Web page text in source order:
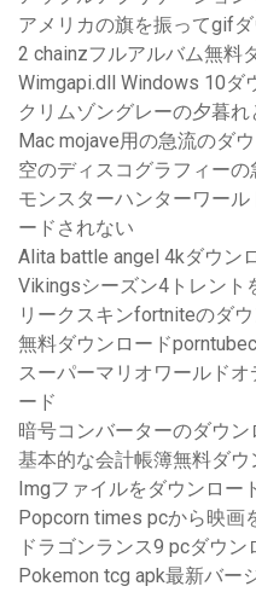
アメリカの旗を振ってgif
2 chainzフルアルバム無料
Wimgapi.dll Windows 10ダ
クリムゾングレーの夕暮
Mac mojave用の急流のダ
空のディスコグラフィー
モンスターハンターワー
ードされない
Alita battle angel 4kダウン
Vikingsシーズン4トレント
リークスキンfortniteのダ
無料ダウンロード
スーパーマリオワールド
ード
暗号コンバーターのダウン
基本的な会計帳簿無料ダウ
Imgファイルをダウンロー
Popcorn times pcから映画
ドラゴンランス9 pcダウン
Pokemon tcg apk最新バー